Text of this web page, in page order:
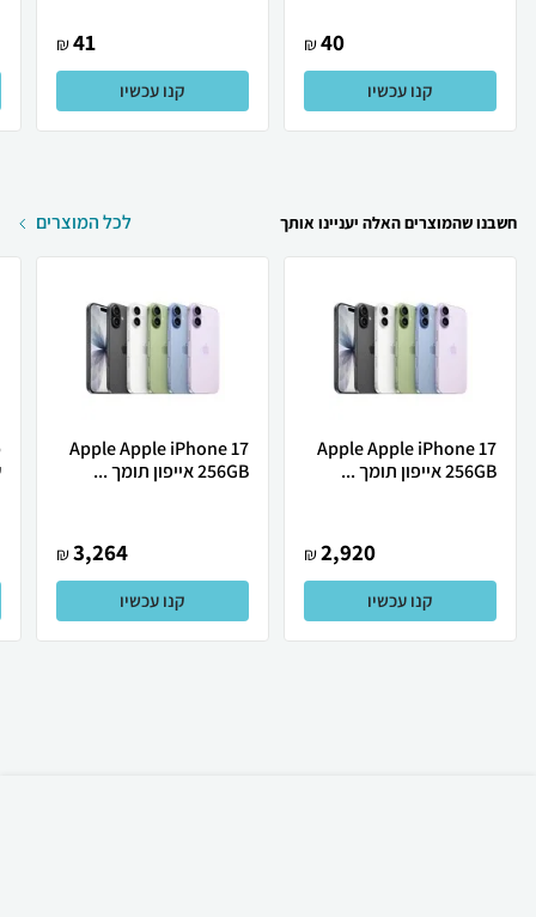
40
₪
קנו עכשיו
41
₪
קנו עכשיו
חשבנו שהמוצרים האלה יעניינו אותך לכל המוצרים
Apple Apple iPhone 17
256GB אייפון תומך ...
2,920
₪
קנו עכשיו
Apple Apple iPhone 17
256GB אייפון תומך ...
3,264
₪
קנו עכשיו